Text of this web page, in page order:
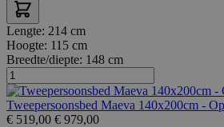
Lengte: 214 cm
Hoogte: 115 cm
Breedte/diepte: 148 cm
Tweepersoonsbed Maeva 140x200cm -
€ 519,00 € 979,00